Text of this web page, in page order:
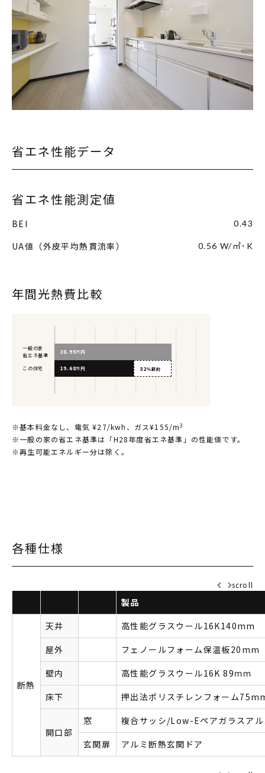
省エネ性能データ
省エネ性能測定値
BEI 0.43
UA値（外皮平均熱貫流率） 0.56 W/㎡･K
年間光熱費比較
一般の家
省エネ基準
28.95万円
この住宅 19.68万円 32％節約
※基本料金なし、電気 ¥27/kwh、ガス¥155/m3
※一般の家の省エネ基準は「H28年度省エネ基準」の性能値です。
※再生可能エネルギー分は除く。
各種仕様
scroll
製品
断熱
天井
高性能グラスウール16K140mm
屋外
フェノールフォーム保温板20mm
壁内
高性能グラスウール16K 89ｍｍ
床下
押出法ポリスチレンフォーム
開口部
窓
複合サッシ/Low-Eペアガラスア
玄関扉
アルミ断熱玄関ドア